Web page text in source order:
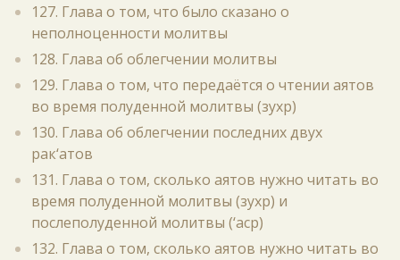
127. Глава о том, что было сказано о
неполноценности молитвы
128. Глава об облегчении молитвы
129. Глава о том, что передаётся о чтении аятов
во время полуденной молитвы (зухр)
130. Глава об облегчении последних двух
рак‘атов
131. Глава о том, сколько аятов нужно читать во
время полуденной молитвы (зухр) и
послеполуденной молитвы (‘аср)
132. Глава о том, сколько аятов нужно читать во